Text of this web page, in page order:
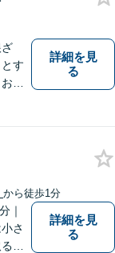
ざ
す
困
詳細を見
る
から徒歩1分
｜
さ
こ
詳細を見
る